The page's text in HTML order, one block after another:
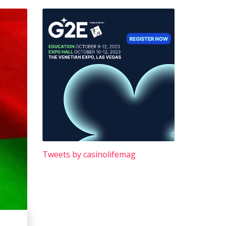
Tweets by casinolifemag